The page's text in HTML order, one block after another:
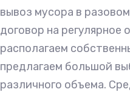
вывоз мусора в
договор на
располагаем
предлагаем большой
различного объема.